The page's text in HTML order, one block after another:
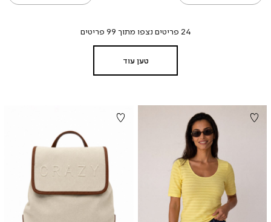
24 פריטים נצפו מתוך 99 פריטים
טען עוד